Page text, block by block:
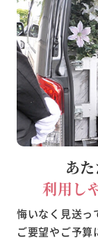
あ
利用し
悔いなく見送っ
ご要望やご予